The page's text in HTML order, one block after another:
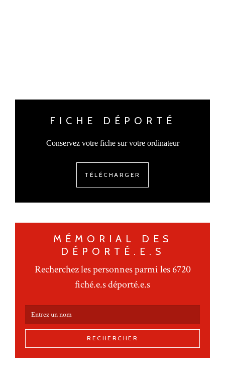
FICHE DÉPORTÉ
Conservez votre fiche sur votre ordinateur
TÉLÉCHARGER
MÉMORIAL DES
DÉPORTÉ.E.S
Recherchez les personnes parmi les 6720
fiché.e.s déporté.e.s
RECHERCHER